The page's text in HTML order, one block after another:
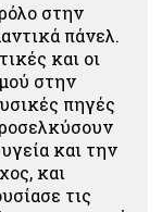
στην
πάνελ.
και οι
στην
πηγές
και την
και
τις